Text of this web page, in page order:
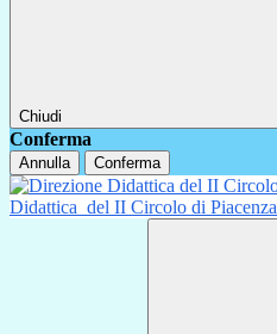
Chiudi
Conferma
Annulla Conferma
Didattica del II Circolo di Piacenza